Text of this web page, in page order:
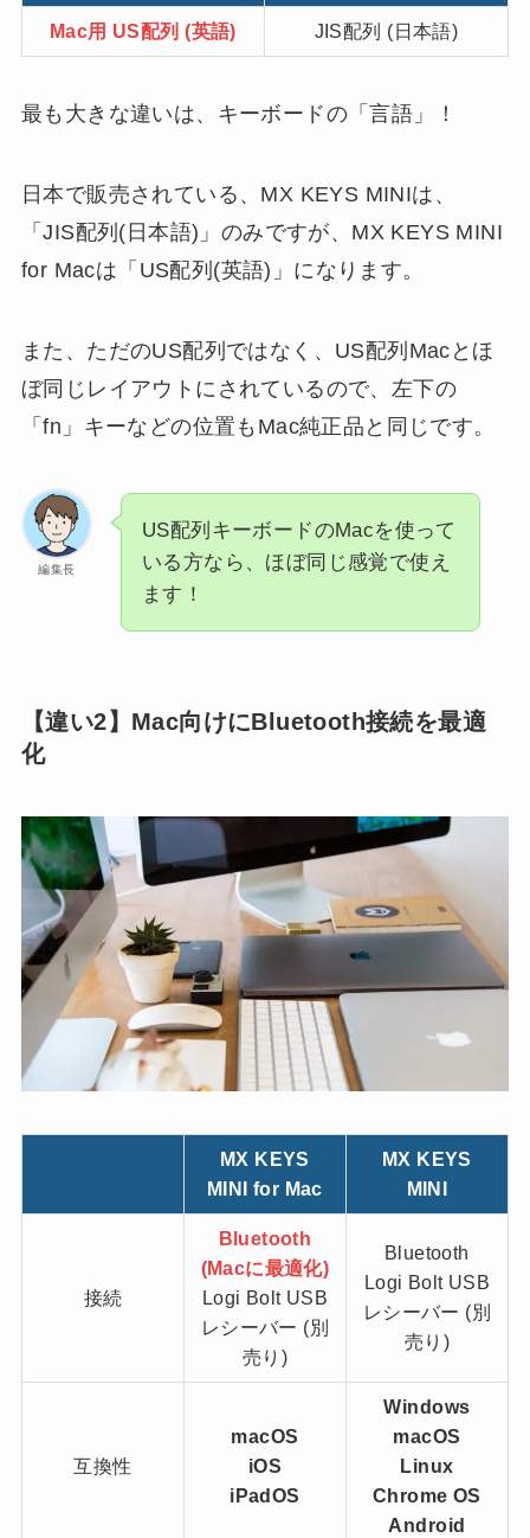
Mac用 US配列 (英語) JIS配列 (日本語)
最も大きな違いは、キーボードの「言語」！
日本で販売されている、MX KEYS MINIは、
「JIS配列(日本語)」のみですが、MX KEYS MINI
for Macは「US配列(英語)」になります。
また、ただのUS配列ではなく、US配列Macとほ
ぼ同じレイアウトにされているので、左下の
「fn」キーなどの位置もMac純正品と同じです。
編集長
US配列キーボードのMacを使って
いる方なら、ほぼ同じ感覚で使え
ます！
【違い2】Mac向けにBluetooth接続を最適
化
MX KEYS
MINI for Mac
MX KEYS
MINI
接続
Bluetooth
(Macに最適化)
Logi Bolt USB
レシーバー (別
売り)
Bluetooth
Logi Bolt USB
レシーバー (別
売り)
互換性
macOS
iOS
iPadOS
Windows
macOS
Linux
Chrome OS
Android